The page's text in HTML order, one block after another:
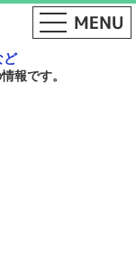
ど
報です。